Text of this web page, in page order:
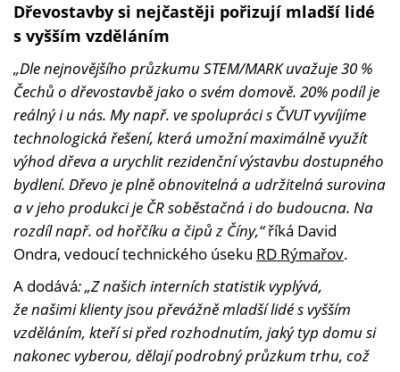
Dřevostavby si nejčastěji pořizují mladší lidé
s vyšším vzděláním
„Dle nejnovějšího průzkumu STEM/MARK uvažuje 30 %
Čechů o dřevostavbě jako o svém domově. 20% podíl je
reálný i u nás. My např. ve spolupráci s ČVUT vyvíjíme
technologická řešení, která umožní maximálně využít
výhod dřeva a urychlit rezidenční výstavbu dostupného
bydlení. Dřevo je plně obnovitelná a udržitelná surovina
a v jeho produkci je ČR soběstačná i do budoucna. Na
rozdíl např. od hořčíku a čipů z Číny,“říká David
Ondra, vedoucí technického úseku RD Rýmařov.
A dodává: „Z našich interních statistik vyplývá,
že našimi klienty jsou převážně mladší lidé s vyšším
vzděláním, kteří si před rozhodnutím, jaký typ domu si
nakonec vyberou, dělají podrobný průzkum trhu, což